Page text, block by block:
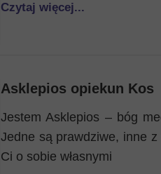
Czytaj więcej...
Asklepios opiekun Kos
Jestem Asklepios – bóg
Jedne są prawdziwe, inne z
Ci o sobie własnymi